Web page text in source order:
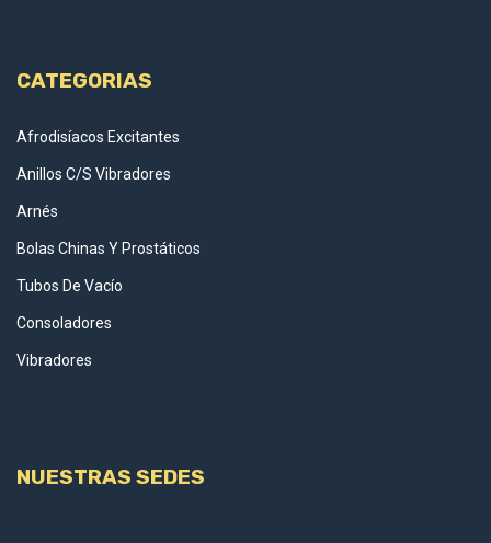
CATEGORIAS
Afrodisíacos Excitantes
Anillos C/S Vibradores
Arnés
Bolas Chinas Y Prostáticos
Tubos De Vacío
Consoladores
Vibradores
NUESTRAS SEDES